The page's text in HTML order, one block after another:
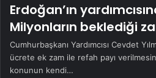
Erdoğan’ın
Milyonların beklediği
Cumhurbaşkanı Yardımcısı Cevdet
ücrete ek zam ile refah payı
konunun kendi…